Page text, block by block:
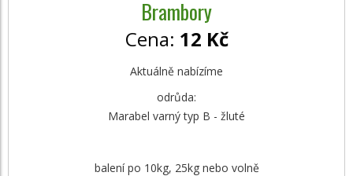
Brambory
Cena: 12 Kč
Aktuálně nabízíme
odrůda:
Marabel varný typ B - žluté
balení po 10kg, 25kg nebo volně